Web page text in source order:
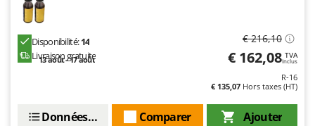
Disponibilité:14
Livraison gratuite
13 août - 17 août
€ 216,10
€ 162,08 TVA
Inclus
R-16
€ 135,07 Hors taxes (HT)
Ajouter
Comparer
Données techniques